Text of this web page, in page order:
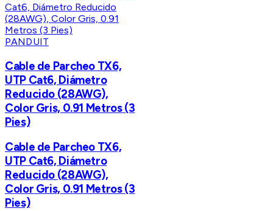
PANDUIT
Cable de Parcheo TX6,
UTP Cat6, Diámetro
Reducido (28AWG),
Color Gris, 0.91 Metros (3
Pies)
Cable de Parcheo TX6,
UTP Cat6, Diámetro
Reducido (28AWG),
Color Gris, 0.91 Metros (3
Pies)